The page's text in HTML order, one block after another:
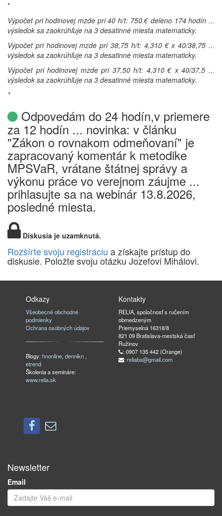
*
Výpočet pri hodinovej mzde pri 40 h/t: 750 € deleno 174 hodín ...
výsledok sazaokrúhľuje na 3 desatinné miesta matematicky.
Výpočet pri hodinovej mzde pri 38,75 h/t: 4,310 € x 40/38,75 ...
výsledok sa zaokrúhľuje na 3 desatinné miesta matematicky.
Výpočet pri hodinovej mzde pri 37,50 h/t: 4,310 € x 40/37,5 ...
výsledok sa zaokrúhľuje na 3 desatinné miesta matematicky.
*
Odpovedám do 24 hodín,v priemere
za 12 hodín ... novinka: v článku
"Zákon o rovnakom odmeňovaní" je
zapracovaný komentár k metodike
MPSVaR, vrátane štátnej správy a
výkonu práce vo verejnom záujme ...
prihlasujte sa na webinár 13.8.2026,
posledné miesta.
Diskusia je uzamknutá.
Rozšírte svoju registráciu a získajte prístup do
diskusie. Položte svoju otázku Jozefovi Mihálovi.
Odkazy
Všeobecné obchodné
podmienky
Ochrana osobných údajov
Blogy:hnonline,dennikn ,
etrend
Školenia a semináre:
www.relia.sk
Kontakty
RELIA, spoločnosť s ručením
obmedzeným
Priemyselná 16318/8
821 09 Bratislava-mestská časť
Ružinov
: 0907 135 442 (Orange)
: reliaba@gmail.com
Newsletter
Email